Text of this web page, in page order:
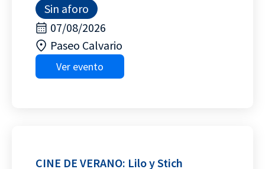
Sin aforo
07/08/2026
Paseo Calvario
Ver evento
CINE DE VERANO: Lilo y Stich